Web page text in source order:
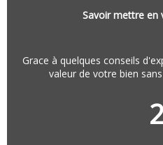
Savoir mettre en
Grace à quelques conseils
valeur de votre bien